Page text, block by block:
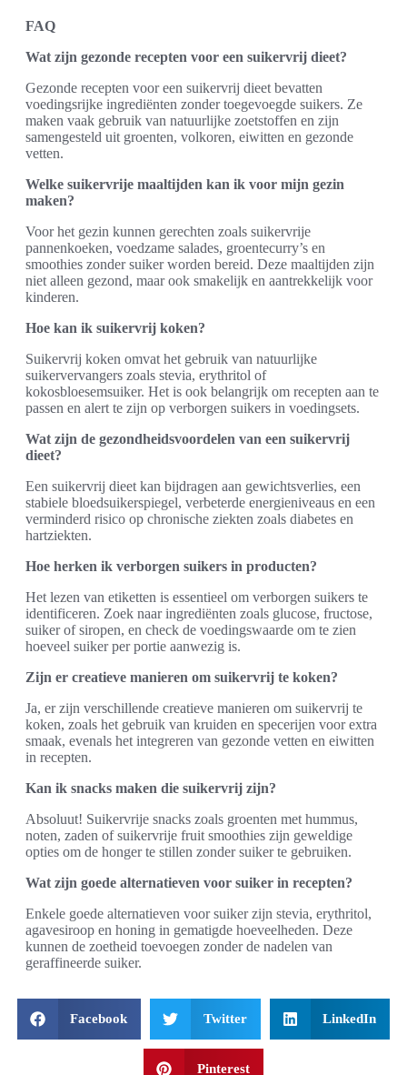
FAQ
Wat zijn gezonde recepten voor een suikervrij dieet?
Gezonde recepten voor een suikervrij dieet bevatten
voedingsrijke ingrediënten zonder toegevoegde suikers. Ze
maken vaak gebruik van natuurlijke zoetstoffen en zijn
samengesteld uit groenten, volkoren, eiwitten en gezonde
vetten.
Welke suikervrije maaltijden kan ik voor mijn gezin
maken?
Voor het gezin kunnen gerechten zoals suikervrije
pannenkoeken, voedzame salades, groentecurry’s en
smoothies zonder suiker worden bereid. Deze maaltijden zijn
niet alleen gezond, maar ook smakelijk en aantrekkelijk voor
kinderen.
Hoe kan ik suikervrij koken?
Suikervrij koken omvat het gebruik van natuurlijke
suikervervangers zoals stevia, erythritol of
kokosbloesemsuiker. Het is ook belangrijk om recepten aan te
passen en alert te zijn op verborgen suikers in voedingsets.
Wat zijn de gezondheidsvoordelen van een suikervrij
dieet?
Een suikervrij dieet kan bijdragen aan gewichtsverlies, een
stabiele bloedsuikerspiegel, verbeterde energieniveaus en een
verminderd risico op chronische ziekten zoals diabetes en
hartziekten.
Hoe herken ik verborgen suikers in producten?
Het lezen van etiketten is essentieel om verborgen suikers te
identificeren. Zoek naar ingrediënten zoals glucose, fructose,
suiker of siropen, en check de voedingswaarde om te zien
hoeveel suiker per portie aanwezig is.
Zijn er creatieve manieren om suikervrij te koken?
Ja, er zijn verschillende creatieve manieren om suikervrij te
koken, zoals het gebruik van kruiden en specerijen voor extra
smaak, evenals het integreren van gezonde vetten en eiwitten
in recepten.
Kan ik snacks maken die suikervrij zijn?
Absoluut! Suikervrije snacks zoals groenten met hummus,
noten, zaden of suikervrije fruit smoothies zijn geweldige
opties om de honger te stillen zonder suiker te gebruiken.
Wat zijn goede alternatieven voor suiker in recepten?
Enkele goede alternatieven voor suiker zijn stevia, erythritol,
agavesiroop en honing in gematigde hoeveelheden. Deze
kunnen de zoetheid toevoegen zonder de nadelen van
geraffineerde suiker.
Facebook Twitter LinkedIn
Pinterest